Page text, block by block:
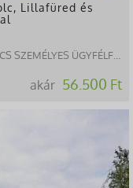
Lillafüred és
ÜGYFÉLFOGADÁS)
akár 56.500 Ft